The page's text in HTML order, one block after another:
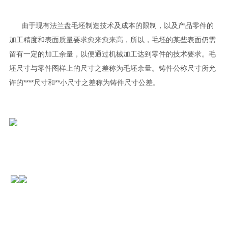
由于现有法兰盘毛坯制造技术及成本的限制，以及产品零件的
加工精度和表面质量要求愈来愈来高，所以，毛坯的某些表面仍需
留有一定的加工余量，以便通过机械加工达到零件的技术要求。毛
坯尺寸与零件图样上的尺寸之差称为毛坯余量。铸件公称尺寸所允
许的****尺寸和**小尺寸之差称为铸件尺寸公差。